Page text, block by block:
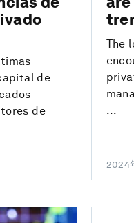
de
de
The
...
2024